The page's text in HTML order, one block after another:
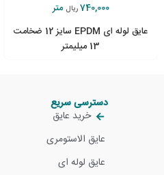
740,000 ریال متر
عایق لوله ای EPDM سایز 12 ضخامت
13 میلیمتر
دسترسی سریع
خرید عایق
عایق الاستومری
عایق لوله ای